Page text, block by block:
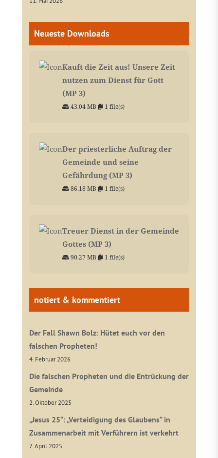
Neueste Downloads
Kauft die Zeit aus! Unsere Zeit
nutzen zum Dienst für Gott
(MP 3)
43.04 MB 1 file(s)
Der priesterliche Auftrag der
Gemeinde und seine
Gefährdung (MP 3)
86.18 MB 1 file(s)
Treuer Dienst in der Gemeinde
Gottes (MP 3)
90.27 MB 1 file(s)
notiert & kommentiert
Der Fall Shawn Bolz: Hütet euch vor den
falschen Propheten!
4. Februar 2026
Die falschen Propheten und die Entrückung der
Gemeinde
2. Oktober 2025
„Jesus 25“: „Verteidigung des Glaubens“ in
Zusammenarbeit mit Verführern ist verkehrt
7. April 2025